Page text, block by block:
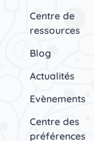
Centre de
ressources
Blog
Actualités
Evènements
Centre des
préférences